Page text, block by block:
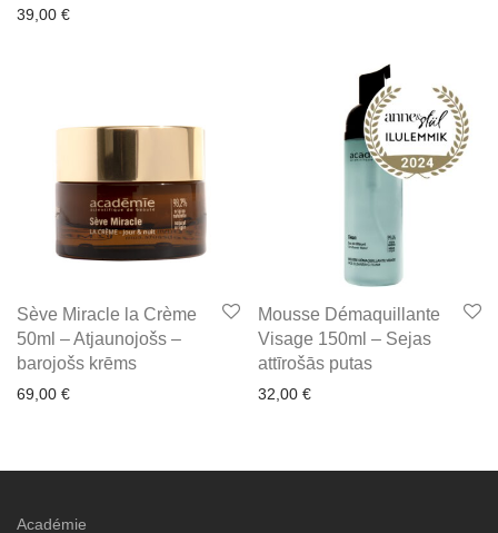
39,00 €
Sève Miracle la Crème
50ml – Atjaunojošs –
barojošs krēms
69,00 €
Mousse Démaquillante
Visage 150ml – Sejas
attīrošās putas
32,00 €
Académie